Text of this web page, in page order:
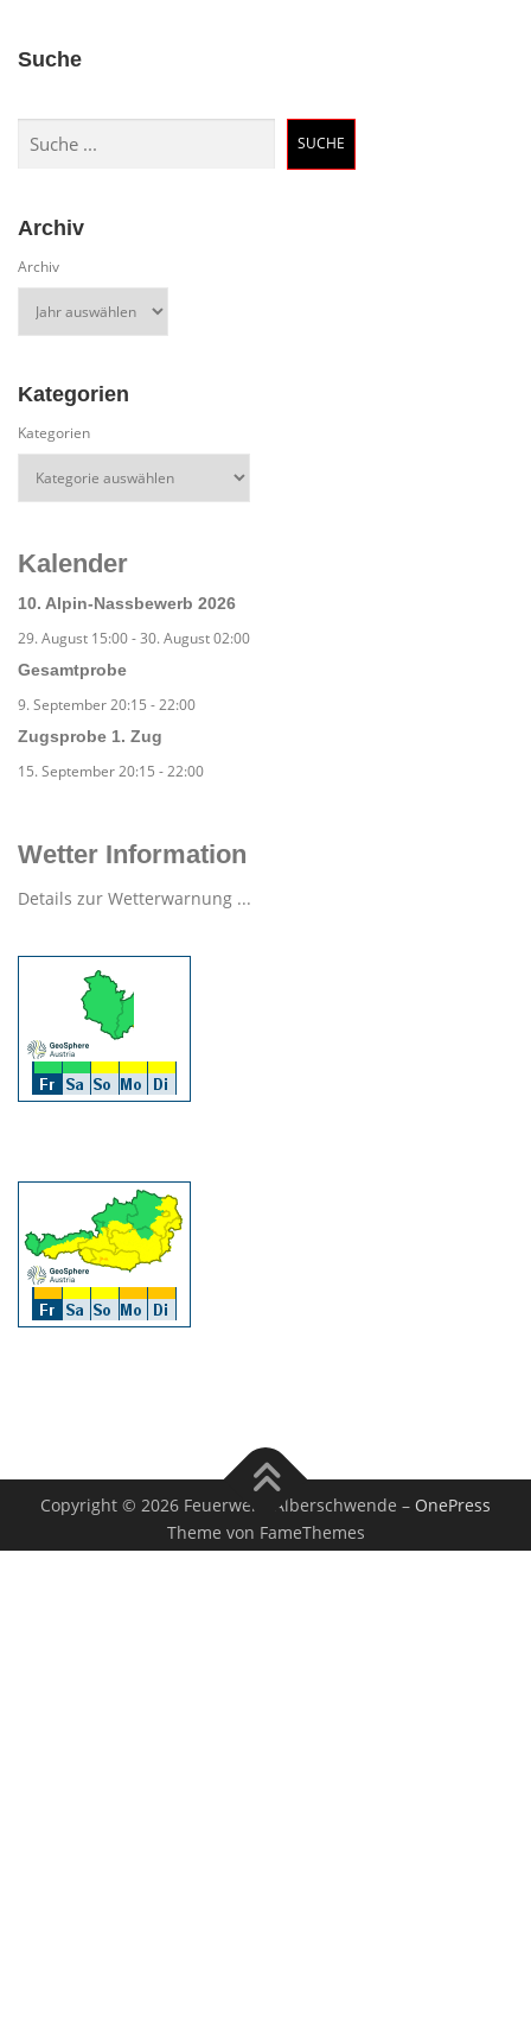
Suche
SUCHE
Archiv
Archiv
Kategorien
Kategorien
Kalender
10. Alpin-Nassbewerb 2026
29. August 15:00-30. August 02:00
Gesamtprobe
9. September 20:15 -22:00
Zugsprobe 1. Zug
15. September 20:15 -22:00
Wetter Information
Details zur Wetterwarnung ...
Copyright © 2026 Feuerwehr Alberschwende – OnePress
Theme von FameThemes